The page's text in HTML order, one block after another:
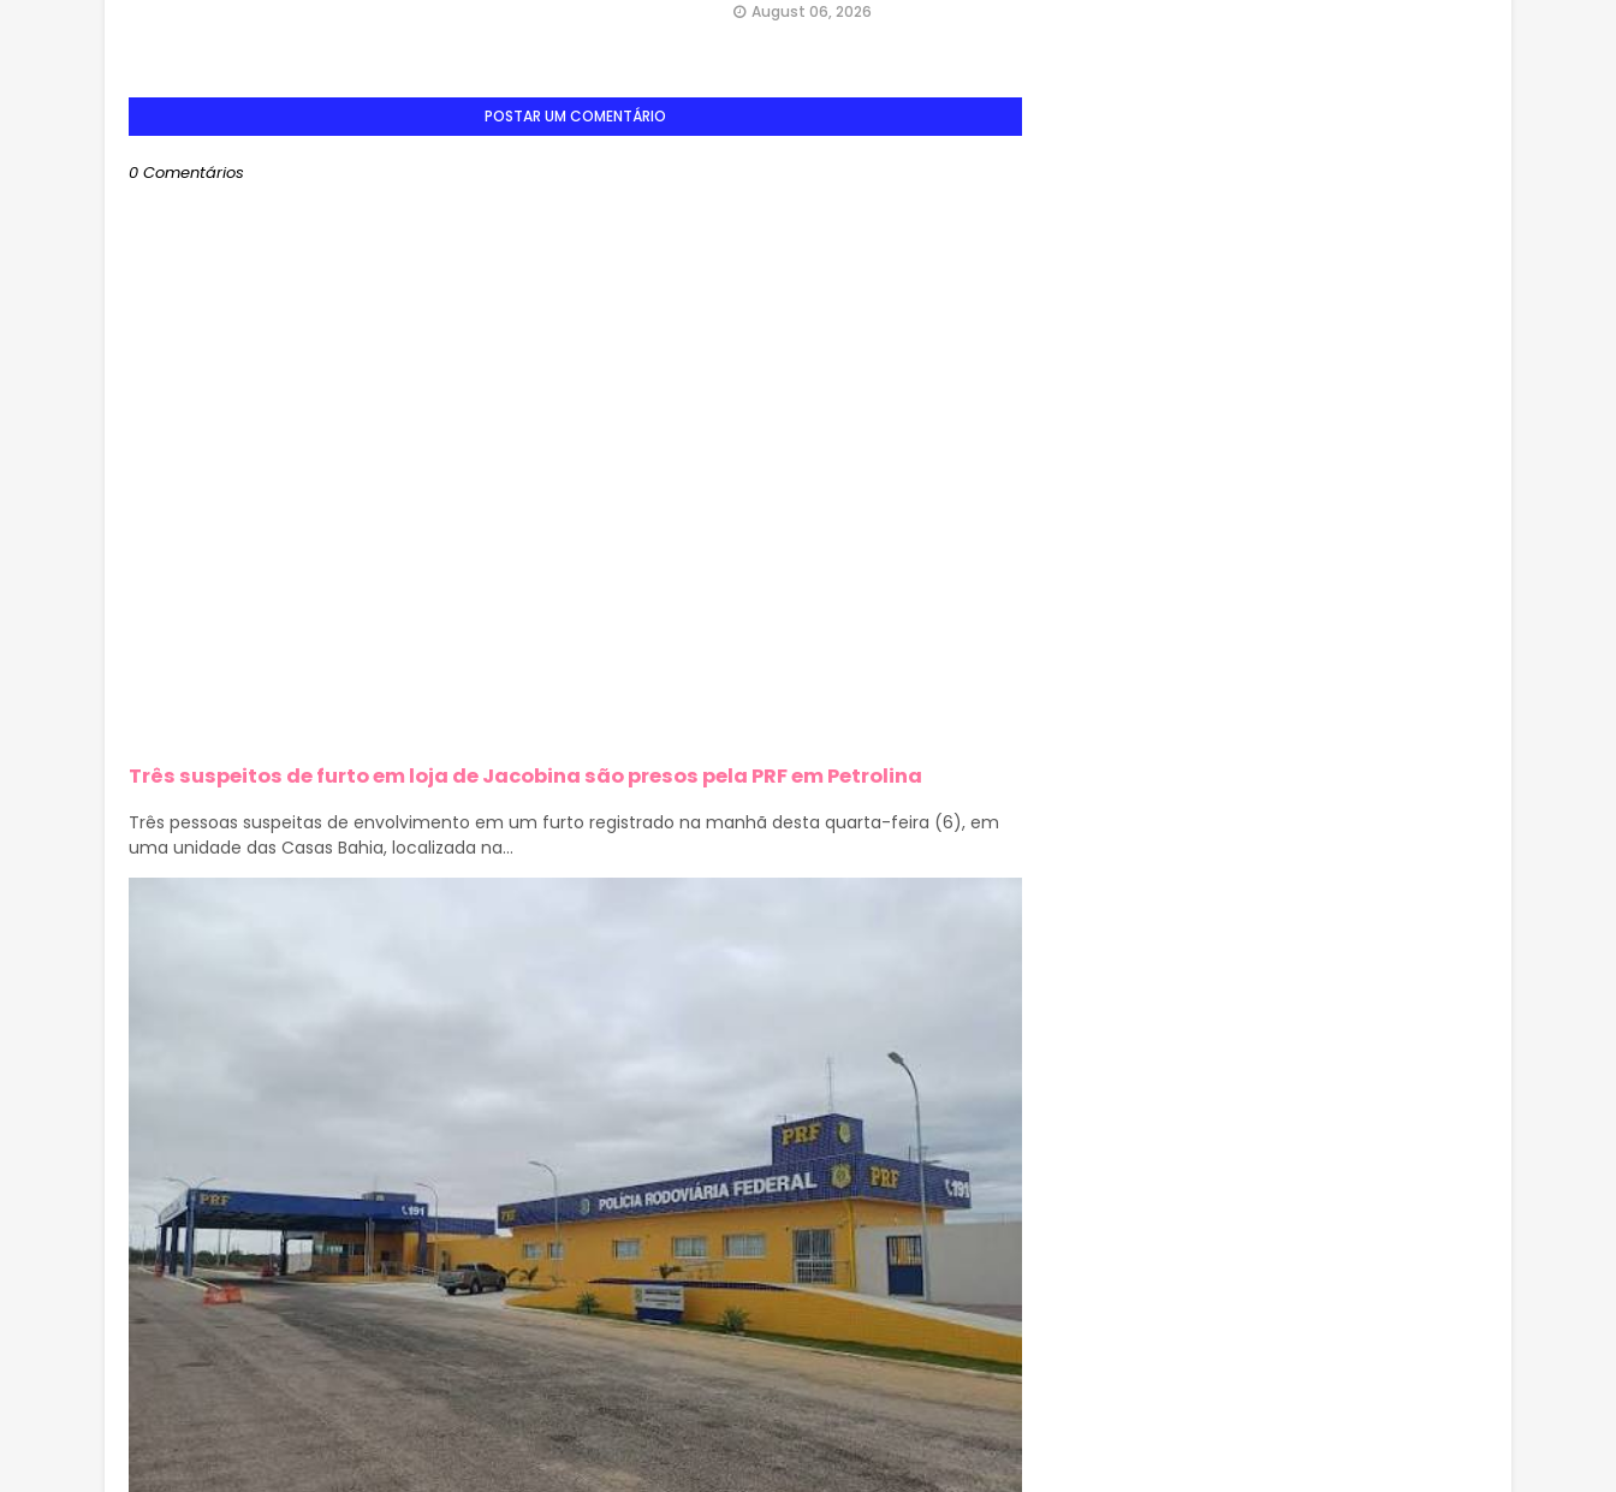
August 06, 2026
POSTAR UM COMENTÁRIO
0 Comentários
Três suspeitos de furto em loja de Jacobina são presos pela PRF em Petrolina
Três pessoas suspeitas de envolvimento em um furto registrado na manhã desta quarta-feira (6), em
uma unidade das Casas Bahia, localizada na...